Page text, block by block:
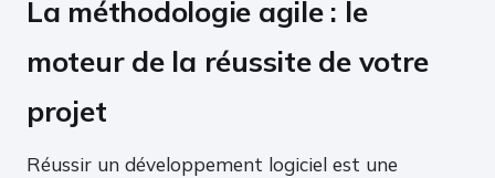
La méthodologie agile : le
moteur de la réussite de votre
projet
Réussir un développement logiciel est une